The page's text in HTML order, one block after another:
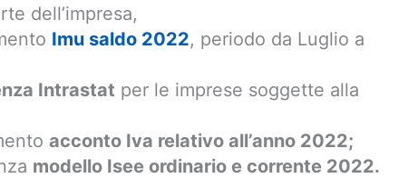
dell’impresa,
Imu saldo 2022, periodo da Luglio a
Intrastat per le imprese soggette alla
acconto Iva relativo all’anno 2022;
modello Isee ordinario e corrente 2022.